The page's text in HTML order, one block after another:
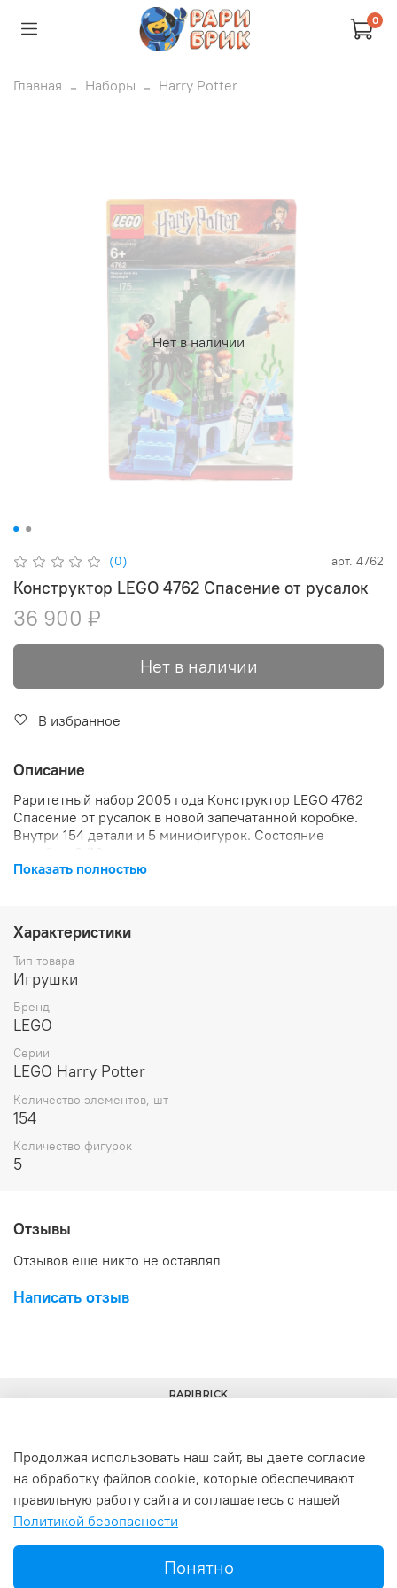
0
Главная Наборы Harry Potter
Нет в наличии
(0) арт. 4762
Конструктор LEGO 4762 Спасение от русалок
36 900 ₽
Нет в наличии
В избранное
Описание
Раритетный набор 2005 года Конструктор LEGO 4762
Спасение от русалок в новой запечатанной коробке.
Внутри 154 детали и 5 минифигурок. Состояние
Показать полностью
Характеристики
Тип товара
Игрушки
Бренд
LEGO
Серии
LEGO Harry Potter
Количество элементов, шт
154
Количество фигурок
5
Отзывы
Отзывов еще никто не оставлял
Написать отзыв
+7(977) 633-00-30
info@raribrick.ru
г. Москва, Перерва ул., 52, стр. 1
RARIBRICK
Продолжая использовать наш сайт, вы даете согласие
на обработку файлов cookie, которые обеспечивают
правильную работу сайта и соглашаетесь с нашей
Политикой безопасности
Понятно